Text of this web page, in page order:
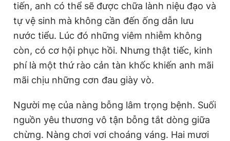
tiến, anh có thể sẽ được chữa lành niệu đạo và
tự vệ sinh mà không cần đến ống dẫn lưu
nước tiểu. Lúc đó những viêm nhiễm không
còn, có cơ hội phục hồi. Nhưng thật tiếc, kinh
phí là một thứ rào cản tàn khốc khiến anh mãi
mãi chịu những cơn đau giày vò.
Người mẹ của nàng bỗng lâm trọng bệnh. Suối
nguồn yêu thương vô tận bỗng tắt dòng giữa
chừng. Nàng chơi vơi choáng váng. Hai mươi